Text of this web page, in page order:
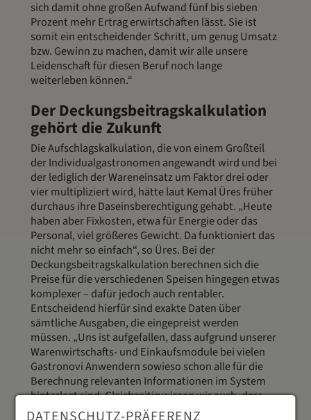
sich damit ohne großen Aufwand fünf bis sieben
Prozent mehr Ertrag erwirtschaften lässt. Sie ist
somit ein entscheidender Schritt, um genug Umsatz
bzw. Gewinn zu machen, damit wir alle unsere
Leidenschaft für diesen Beruf noch lange
weiterleben können.“
Der Deckungsbeitragskalkulation
gehört die Zukunft
Die Aufschlagskalkulation, die von einem Großteil
der Individualgastronomen angewandt wird und bei
der lediglich der Wareneinsatz um Faktor drei oder
vier multipliziert wird, hätte laut Kemal Üres früher
durchaus ihre Daseinsberechtigung gehabt. „Heute
haben aber Fixkosten, etwa für Energie oder das
Personal, viel größeres Gewicht. Da funktioniert das
nicht mehr so einfach“, so Üres. Bei der
Deckungsbeitragskalkulation berechnen sich die
Preise für die verschiedenen Speisen hingegen etwas
komplexer – dafür jedoch auch rentabler.
Entscheidend hierfür sind exakte Daten über
sämtliche Ausgaben, die eingepreist werden
müssen. „Uns ist aufgefallen, dass aufgrund unserer
Warenwirtschafts- und Einkaufsmodule bei vielen
Gastronovi Anwendern sowieso schon alle für die
Berechnung relevanten Informationen im System
hinterlegt sind. Gleichzeitig wissen wir auch, dass
niemand Gastronom wird, weil er oder sie so gerne